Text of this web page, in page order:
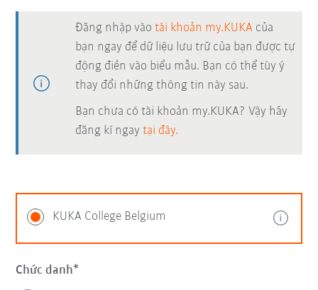
Đăng nhập vàotài khoản my.KUKA của
bạn ngay để dữ liệu lưu trữ của bạn được tự
động điền vào biểu mẫu. Bạn có thể tùy ý
thay đổi những thông tin này sau.
Bạn chưa có tài khoản my.KUKA? Vậy hãy
đăng kí ngaytại đây.
KUKA College Belgium
Chức danh